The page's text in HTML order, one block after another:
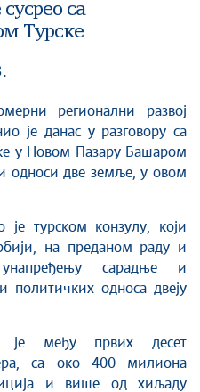
са
Турске
регионални развој
је данас у разговору са
у Новом Пазару Башаром
односи две земље, у овом
је турском конзулу, који
на преданом раду и
сарадње и
политичких односа двеју
је међу првих десет
са око 400 милиона
и више од хиљаду